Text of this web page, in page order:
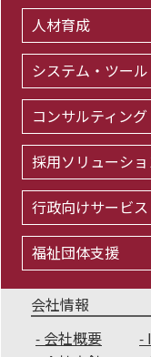
人材育成
システム・ツール
コンサルティング
採用ソリューシ
行政向けサービス
福祉団体支援
会社情報
会社概要